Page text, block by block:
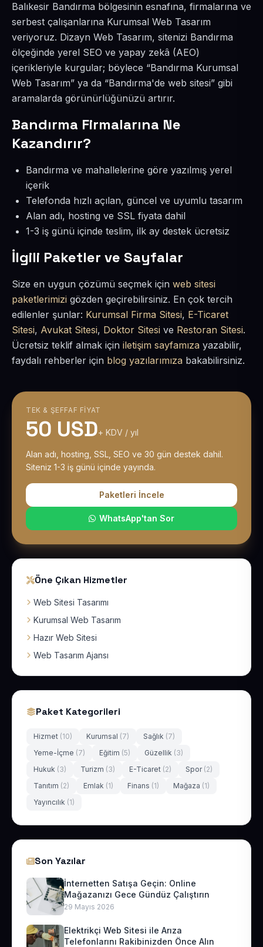
Balıkesir Bandırma bölgesinin esnafına, firmalarına ve
serbest çalışanlarına Kurumsal Web Tasarım
veriyoruz. Dizayn Web Tasarım, sitenizi Bandırma
ölçeğinde yerel SEO ve yapay zekâ (AEO)
içerikleriyle kurgular; böylece “Bandırma Kurumsal
Web Tasarım” ya da “Bandırma'de web sitesi” gibi
aramalarda görünürlüğünüzü artırır.
Bandırma Firmalarına Ne
Kazandırır?
Bandırma ve mahallelerine göre yazılmış yerel
içerik
Telefonda hızlı açılan, güncel ve uyumlu tasarım
Alan adı, hosting ve SSL fiyata dahil
1-3 iş günü içinde teslim, ilk ay destek ücretsiz
İlgili Paketler ve Sayfalar
Size en uygun çözümü seçmek için web sitesi
paketlerimizi gözden geçirebilirsiniz. En çok tercih
edilenler şunlar: Kurumsal Firma Sitesi, E-Ticaret
Sitesi, Avukat Sitesi, Doktor Sitesi ve Restoran Sitesi.
Ücretsiz teklif almak için iletişim sayfamıza yazabilir,
faydalı rehberler için blog yazılarımıza bakabilirsiniz.
TEK & ŞEFFAF FIYAT
50 USD+ KDV / yıl
Alan adı, hosting, SSL, SEO ve 30 gün destek dahil.
Siteniz 1-3 iş günü içinde yayında.
Paketleri İncele
WhatsApp'tan Sor
Öne Çıkan Hizmetler
Web Sitesi Tasarımı
Kurumsal Web Tasarım
Hazır Web Sitesi
Web Tasarım Ajansı
Paket Kategorileri
Hizmet (10) Kurumsal (7) Sağlık (7)
Yeme-İçme (7) Eğitim (5) Güzellik (3)
Hukuk (3) Turizm (3) E-Ticaret (2) Spor (2)
Tanıtım (2) Emlak (1) Finans (1) Mağaza (1)
Yayıncılık (1)
Son Yazılar
İnternetten Satışa Geçin: Online
Mağazanızı Gece Gündüz Çalıştırın
29 Mayıs 2026
Elektrikçi Web Sitesi ile Arıza
Telefonlarını Rakibinizden Önce Alın